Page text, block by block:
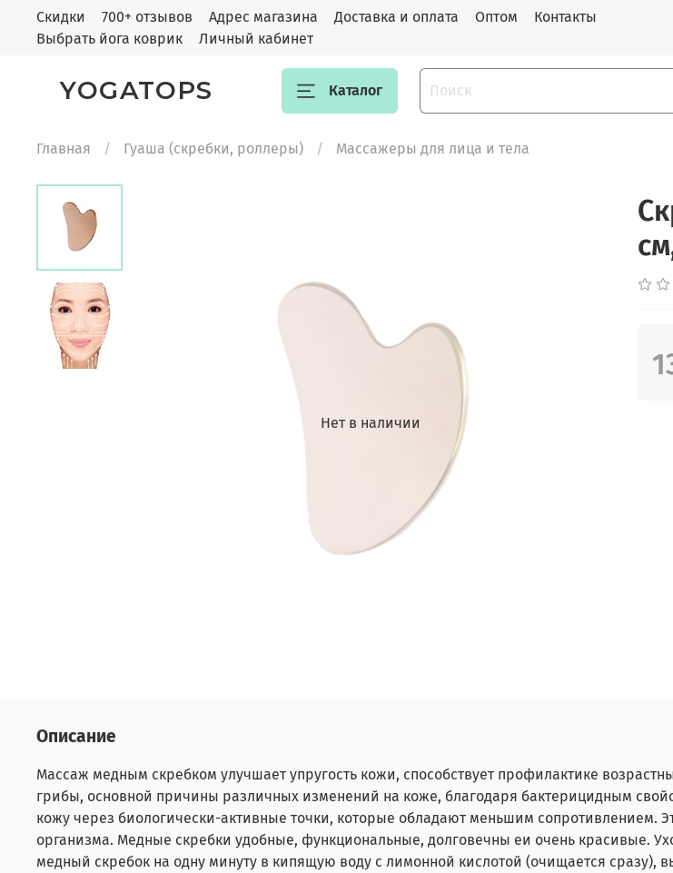
Скидки 700+ отзывов Адрес магазина Доставка и оплата Оптом
Контакты
Выбрать йога коврик
Личный кабинет
YOGATOPS Каталог
Главная Гуаша (скребки, роллеры) Массажеры для лица и тела
Нет в наличии
Описание
Массаж медным скребком улучшает упругость кожи, способствует профилактике
грибы, основной причины различных изменений на коже, благодаря бактерицидным
кожу через биологически-активные точки, которые обладают меньшим сопротивлением.
организма. Медные скребки удобные, функциональные, долговечны еи очень красивые.
медный скребок на одну минуту в кипящую воду с лимонной кислотой (очищается сразу),